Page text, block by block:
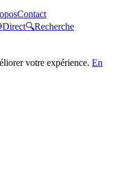
Contact
Direct🔍Recherche
votre expérience. En